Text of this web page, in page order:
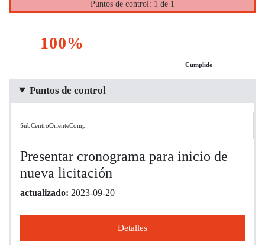
Puntos de control: 1 de 1
100%
Cumplido
Puntos de control
SubCentroOrienteComp
Presentar cronograma para inicio de
nueva licitación
actualizado: 2023-09-20
Detalles